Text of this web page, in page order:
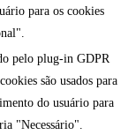
para os cookies
pelo plug-in GDPR
são usados para
do usuário para
"Necessário".